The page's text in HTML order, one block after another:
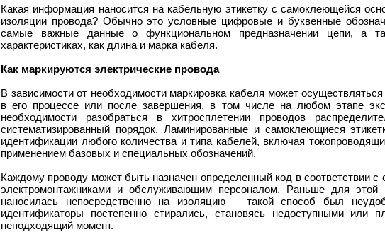
Какая информация наносится на кабельную этикетку с самоклеющейся
изоляции провода? Обычно это условные цифровые и буквенные
самые важные данные о функциональном предназначении цепи, а
характеристиках, как длина и марка кабеля.
Как маркируются электрические провода
В зависимости от необходимости маркировка кабеля может
в его процессе или после завершения, в том числе на любом этапе
необходимости разобраться в хитросплетении проводов
систематизированный порядок. Ламинированные и самоклеющиеся
идентификации любого количества и типа кабелей, включая
применением базовых и специальных обозначений.
Каждому проводу может быть назначен определенный код в соответствии с
электромонтажниками и обслуживающим персоналом. Раньше для
наносилась непосредственно на изоляцию – такой способ был
идентификаторы постепенно стирались, становясь недоступными или
неподходящий момент.